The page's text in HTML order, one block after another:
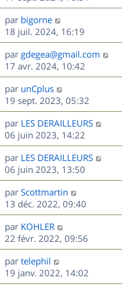
a
g
e
e
s
s
a
g
e
e
r
m
e
s
s
a
g
e
r
n
i
e
r
m
e
s
s
a
g
e
D
e
r
n
i
e
r
m
e
s
s
a
g
e
par bigorne
18 juil. 2024, 16:19
D
e
r
n
i
e
r
m
e
s
s
a
g
e
par gdegea@gmail.com
17 avr. 2024, 10:42
D
e
r
n
i
e
r
m
e
s
s
a
g
e
par unCplus
19 sept. 2023, 05:32
D
e
r
n
i
e
r
m
e
s
s
a
g
e
par LES DERAILLEURS
06 juin 2023, 14:22
D
e
r
n
i
e
r
m
e
s
s
par LES DERAILLEURS
06 juin 2023, 13:50
D
e
r
n
i
e
r
m
par Scottmartin
13 déc. 2022, 09:40
D
e
r
n
i
par KOHLER
22 févr. 2022, 09:56
D
e
r
par telephil
19 janv. 2022, 14:02